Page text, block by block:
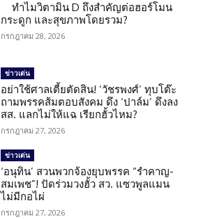
ทำไมวิตามิน D ถึงสำคัญต่อฮอร์โมน
กระดูก และสุขภาพโดยรวม?
กรกฎาคม 28, 2026
ข่าวเด่น
อย่าใช้ศาลเตี้ยตัดสิน! ‘วัชรพงศ์’ ทุบโต๊ะ
ถามพรรคส้มตอบสังคม ดึง ‘ปาล์ม’ ดึงลง
สส. แลกไม่ให้แฉ เรียกฮั้วไหม?
กรกฎาคม 27, 2026
ข่าวเด่น
‘อนุทิน’ สวนพวกจ้องยุบพรรค “รำคาญ-
สมเพช”! ปัดร่วมวงฮั้ว สว. แซวพูลแมน
ไม่มีกอไผ่
กรกฎาคม 27, 2026